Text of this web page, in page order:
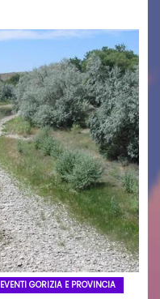
EVENTI GORIZIA E PROVINCIA